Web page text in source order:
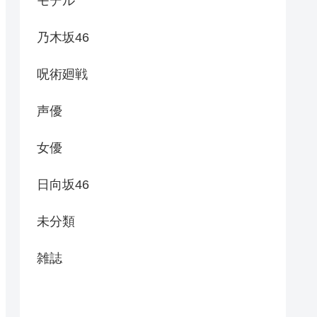
乃木坂46
呪術廻戦
声優
女優
日向坂46
未分類
雑誌